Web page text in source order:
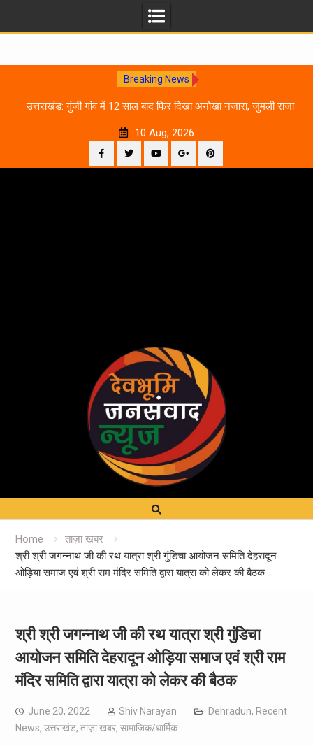
Breaking News
उत्तराखंड: गुंजी गांव में 12 साल बाद फिर दिखा अनोखा नजारा, जुमली राजा
10 Aug, 2026
Home
ताज़ा खबर
श्री श्री जगन्नाथ जी की रथ यात्रा श्री गुंडिचा आयोजन समिति देहरादून
ओड़िया समाज एवं श्री राम मंदिर समिति द्वारा यात्रा को लेकर की बैठक
श्री श्री जगन्नाथ जी की रथ यात्रा श्री गुंडिचा
आयोजन समिति देहरादून ओड़िया समाज एवं श्री राम
मंदिर समिति द्वारा यात्रा को लेकर की बैठक
June 20, 2022 Shiv Narayan Dehradun, Recent
News, उत्तराखंड, ताज़ा खबर, सामाजिक/धार्मिक